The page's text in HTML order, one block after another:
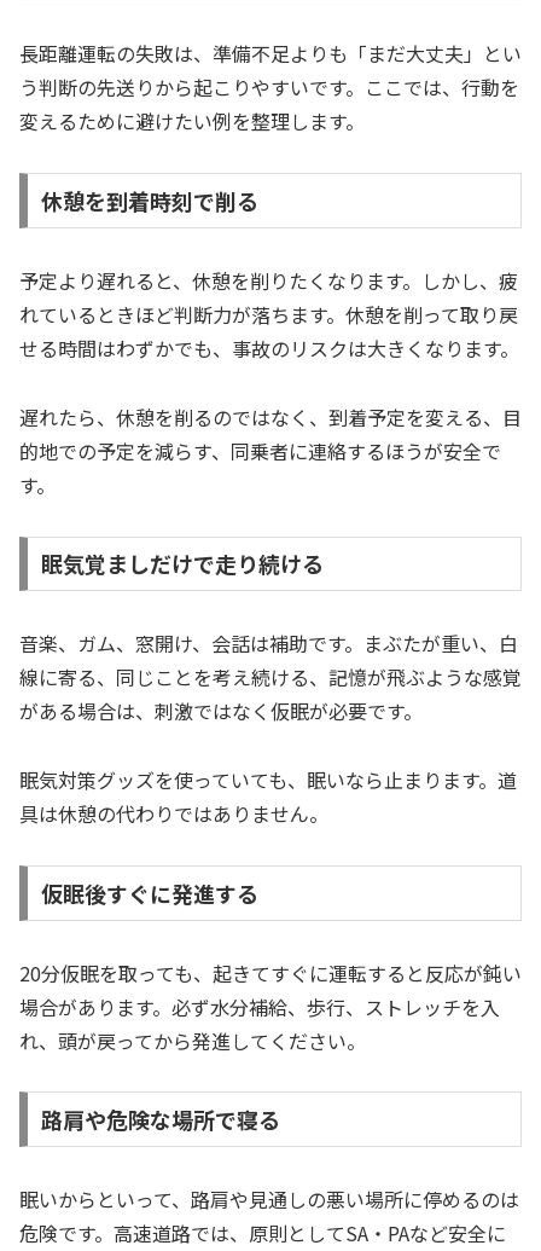
長距離運転の失敗は、準備不足よりも「まだ大丈夫」とい
う判断の先送りから起こりやすいです。ここでは、行動を
変えるために避けたい例を整理します。
休憩を到着時刻で削る
予定より遅れると、休憩を削りたくなります。しかし、疲
れているときほど判断力が落ちます。休憩を削って取り戻
せる時間はわずかでも、事故のリスクは大きくなります。
遅れたら、休憩を削るのではなく、到着予定を変える、目
的地での予定を減らす、同乗者に連絡するほうが安全で
す。
眠気覚ましだけで走り続ける
音楽、ガム、窓開け、会話は補助です。まぶたが重い、白
線に寄る、同じことを考え続ける、記憶が飛ぶような感覚
がある場合は、刺激ではなく仮眠が必要です。
眠気対策グッズを使っていても、眠いなら止まります。道
具は休憩の代わりではありません。
仮眠後すぐに発進する
20分仮眠を取っても、起きてすぐに運転すると反応が鈍い
場合があります。必ず水分補給、歩行、ストレッチを入
れ、頭が戻ってから発進してください。
路肩や危険な場所で寝る
眠いからといって、路肩や見通しの悪い場所に停めるのは
危険です。高速道路では、原則としてSA・PAなど安全に